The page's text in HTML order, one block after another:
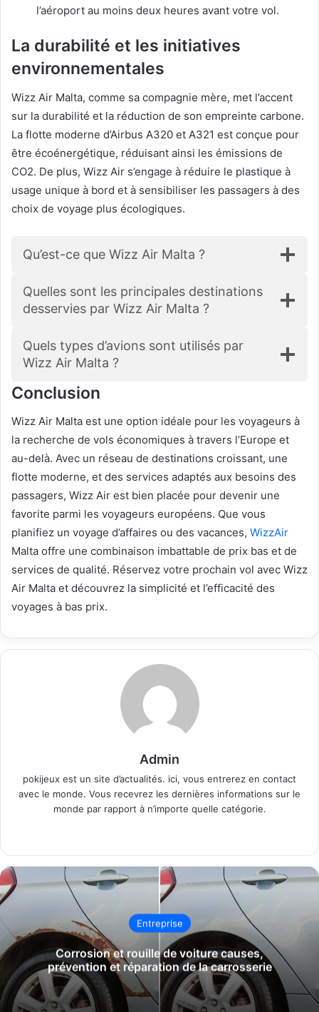
l’aéroport au moins deux heures avant votre vol.
La durabilité et les initiatives
environnementales
Wizz Air Malta, comme sa compagnie mère, met l’accent
sur la durabilité et la réduction de son empreinte carbone.
La flotte moderne d’Airbus A320 et A321 est conçue pour
être écoénergétique, réduisant ainsi les émissions de
CO2. De plus, Wizz Air s’engage à réduire le plastique à
usage unique à bord et à sensibiliser les passagers à des
choix de voyage plus écologiques.
Qu’est-ce que Wizz Air Malta ?
Quelles sont les principales destinations
desservies par Wizz Air Malta ?
Quels types d’avions sont utilisés par
Wizz Air Malta ?
Conclusion
Wizz Air Malta est une option idéale pour les voyageurs à
la recherche de vols économiques à travers l’Europe et
au-delà. Avec un réseau de destinations croissant, une
flotte moderne, et des services adaptés aux besoins des
passagers, Wizz Air est bien placée pour devenir une
favorite parmi les voyageurs européens. Que vous
planifiez un voyage d’affaires ou des vacances, WizzAir
Malta offre une combinaison imbattable de prix bas et de
services de qualité. Réservez votre prochain vol avec Wizz
Air Malta et découvrez la simplicité et l’efficacité des
voyages à bas prix.
Admin
pokijeux est un site d’actualités. ici, vous entrerez en contact
avec le monde. Vous recevrez les dernières informations sur le
monde par rapport à n’importe quelle catégorie.
Entreprise
Corrosion et rouille de voiture causes,
prévention et réparation de la carrosserie